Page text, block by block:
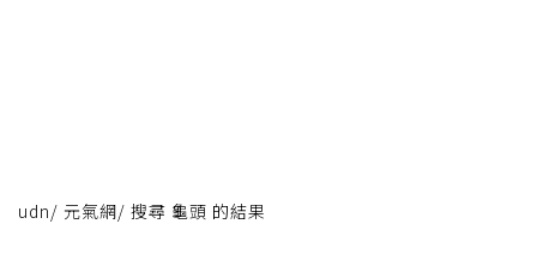
udn/ 元氣網/ 搜尋 龜頭 的結果